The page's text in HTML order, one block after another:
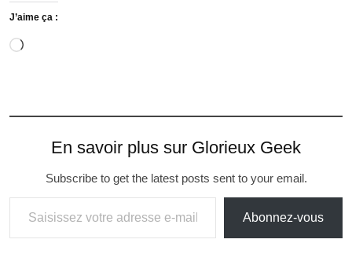
J’aime ça :
En savoir plus sur Glorieux Geek
Subscribe to get the latest posts sent to your email.
Abonnez-vous